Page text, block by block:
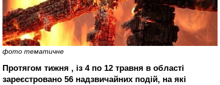
фото тематичне
Протягом тижня , із 4 по 12 травня в області
зареєстровано 56 надзвичайних подій, на які